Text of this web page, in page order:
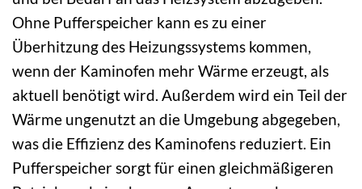
Ohne Pufferspeicher kann es zu einer
Überhitzung des Heizungssystems kommen,
wenn der Kaminofen mehr Wärme erzeugt, als
aktuell benötigt wird. Außerdem wird ein Teil der
Wärme ungenutzt an die Umgebung abgegeben,
was die Effizienz des Kaminofens reduziert. Ein
Pufferspeicher sorgt für einen gleichmäßigeren